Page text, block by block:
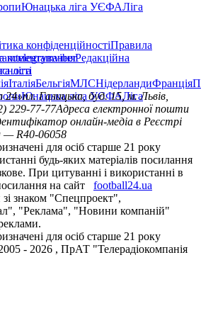
Юнацька ліга УЄФАЛіга
конфіденційностіПравила
коментуванняРедакційна
telegramviber
ліга
ІталіяБельгіяМЛСНідерландиФранція
Юнацька ліга УЄФАЛіга
24»пл. Галицька, буд. 15, м. Львів,
229-77-77Адреса електронної пошти
онлайн-медіа в Реєстрі
— R40-06058
для осіб старше 21 року
будь-яких матеріалів посилання
При цитуванні і використанні в
на сайт
football24.ua
зі знаком "Спецпроект",
"Реклама", "Новини компаній"
для осіб старше 21 року
- 2026 , ПрАТ "Телерадіокомпанія